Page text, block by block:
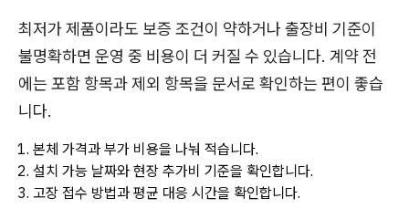
최저가 제품이라도 보증 조건이 약하거나 출장비 기준이
불명확하면 운영 중 비용이 더 커질 수 있습니다. 계약 전
에는 포함 항목과 제외 항목을 문서로 확인하는 편이 좋습
니다.
본체 가격과 부가 비용을 나눠 적습니다.
설치 가능 날짜와 현장 추가비 기준을 확인합니다.
고장 접수 방법과 평균 대응 시간을 확인합니다.